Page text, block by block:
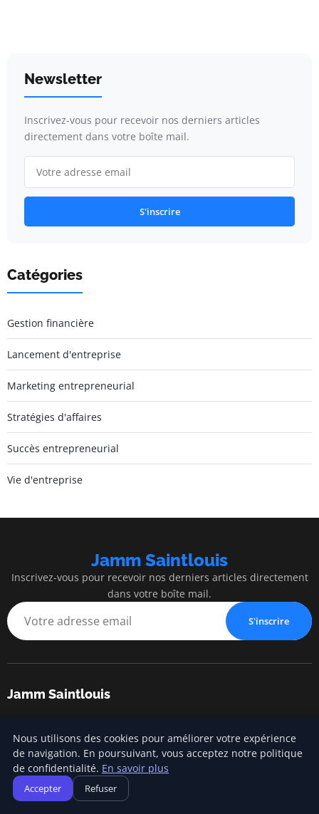
Newsletter
Inscrivez-vous pour recevoir nos derniers articles
directement dans votre boîte mail.
S'inscrire
Catégories
Gestion financière
Lancement d'entreprise
Marketing entrepreneurial
Stratégies d'affaires
Succès entrepreneurial
Vie d'entreprise
Jamm Saintlouis
Inscrivez-vous pour recevoir nos derniers articles directement
dans votre boîte mail.
S'inscrire
Jamm Saintlouis
Catégories
Nous utilisons des cookies pour améliorer votre expérience
de navigation. En poursuivant, vous acceptez notre politique
de confidentialité. En savoir plus
Accepter Refuser